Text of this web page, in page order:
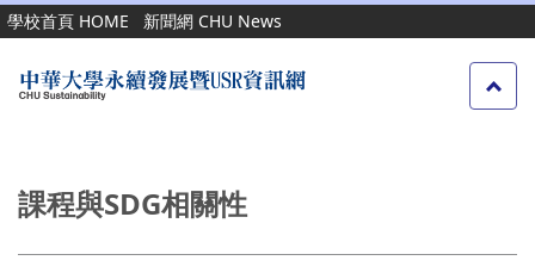
跳
到
內
容
學校首頁 HOME 新聞網 CHU News
課程與SDG相關性